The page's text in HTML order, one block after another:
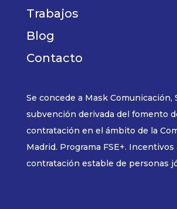
Trabajos
Blog
Contacto
Se concede a Mask Comunicación,
subvención derivada del fomento
contratación en el ámbito de la
Madrid. Programa FSE+. Incentivos
contratación estable de personas